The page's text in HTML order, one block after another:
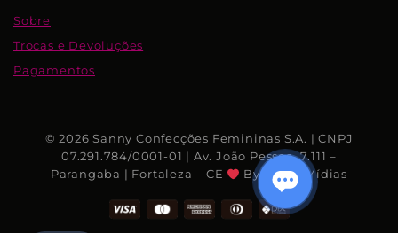
Sobre
Trocas e Devoluções
Pagamentos
© 2026 Sanny Confecções Femininas S.A. | CNPJ
07.291.784/0001-01 | Av. João Pessoa, 7.111 –
Parangaba | Fortaleza – CE
By Rhino Mídias